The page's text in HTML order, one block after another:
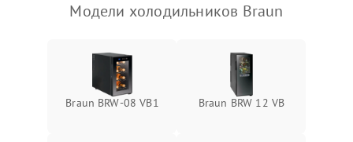
Модели холодильников Braun
Braun BRW-08 VB1 Braun BRW 12 VB